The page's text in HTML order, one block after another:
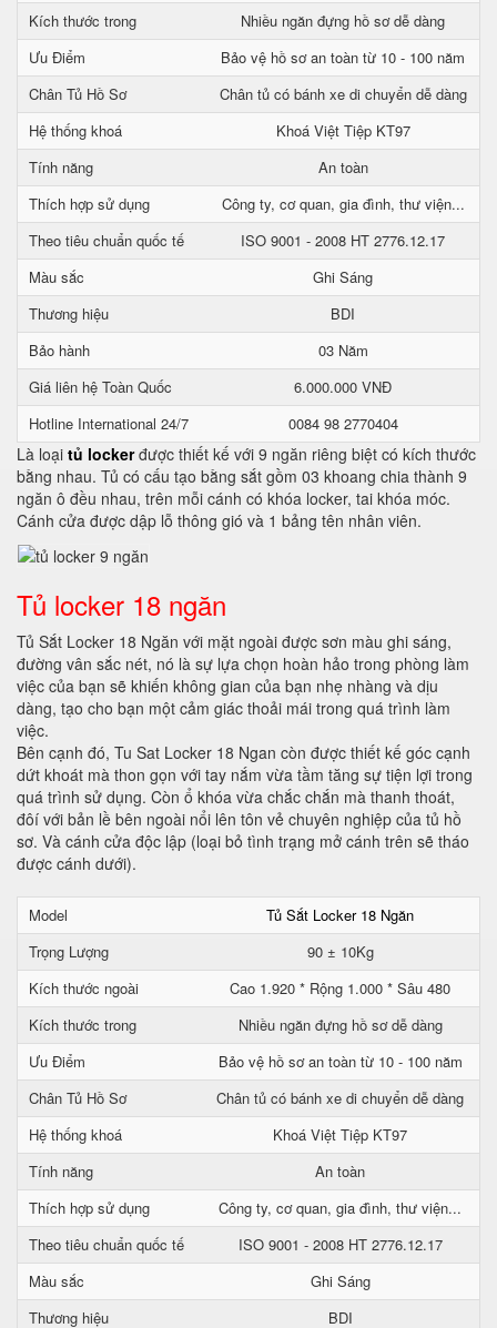
Kích thước trong
Nhiều ngăn đựng hồ sơ dễ dàng
Ưu Điểm
Bảo vệ hồ sơ an toàn từ 10 - 100 năm
Chân Tủ Hồ Sơ
Chân tủ có bánh xe di chuyển dễ dàng
Hệ thống khoá
Khoá Việt Tiệp KT97
Tính năng
An toàn
Thích hợp sử dụng
Công ty, cơ quan, gia đình, thư viện...
Theo tiêu chuẩn quốc tế
ISO 9001 - 2008 HT 2776.12.17
Màu sắc
Ghi Sáng
Thương hiệu
BDI
Bảo hành
03 Năm
Giá liên hệ Toàn Quốc
6.000.000 VNĐ
Hotline International 24/7
0084 98 2770404
Là loại tủ lockerđược thiết kế với 9 ngăn riêng biệt có kích thước
bằng nhau. Tủ có cấu tạo bằng sắt gồm 03 khoang chia thành 9
ngăn ô đều nhau, trên mỗi cánh có khóa locker, tai khóa móc.
Cánh cửa được dập lỗ thông gió và 1 bảng tên nhân viên.
Tủ locker 18 ngăn
Tủ Sắt Locker 18 Ngăn với mặt ngoài được sơn màu ghi sáng,
đường vân sắc nét, nó là sự lựa chọn hoàn hảo trong phòng làm
việc của bạn sẽ khiến không gian của bạn nhẹ nhàng và dịu
dàng, tạo cho bạn một cảm giác thoải mái trong quá trình làm
việc.
Bên cạnh đó, Tu Sat Locker 18 Ngan còn được thiết kế góc cạnh
dứt khoát mà thon gọn với tay nắm vừa tầm tăng sự tiện lợi trong
quá trình sử dụng. Còn ổ khóa vừa chắc chắn mà thanh thoát,
đôí với bản lề bên ngoài nổi lên tôn vẻ chuyên nghiệp của tủ hồ
sơ. Và cánh cửa độc lập (loại bỏ tình trạng mở cánh trên sẽ tháo
được cánh dưới).
Model
Tủ Sắt Locker 18 Ngăn
Trọng Lượng
90 ± 10Kg
Kích thước ngoài
Cao 1.920 * Rộng 1.000 * Sâu 480
Kích thước trong
Nhiều ngăn đựng hồ sơ dễ dàng
Ưu Điểm
Bảo vệ hồ sơ an toàn từ 10 - 100 năm
Chân Tủ Hồ Sơ
Chân tủ có bánh xe di chuyển dễ dàng
Hệ thống khoá
Khoá Việt Tiệp KT97
Tính năng
An toàn
Thích hợp sử dụng
Công ty, cơ quan, gia đình, thư viện...
Theo tiêu chuẩn quốc tế
ISO 9001 - 2008 HT 2776.12.17
Màu sắc
Ghi Sáng
Thương hiệu
BDI